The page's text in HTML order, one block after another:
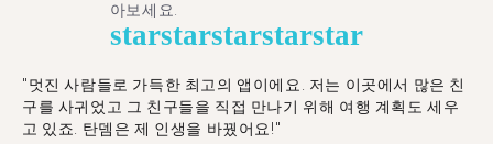
아보세요.
starstarstarstarstar
"멋진 사람들로 가득한 최고의 앱이에요. 저는 이곳에서 많은 친
구를 사귀었고 그 친구들을 직접 만나기 위해 여행 계획도 세우
고 있죠. 탄뎀은 제 인생을 바꿨어요!"